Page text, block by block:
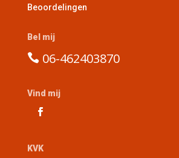
Beoordelingen
Bel mij
 06-462403870
Vind mij
KVK